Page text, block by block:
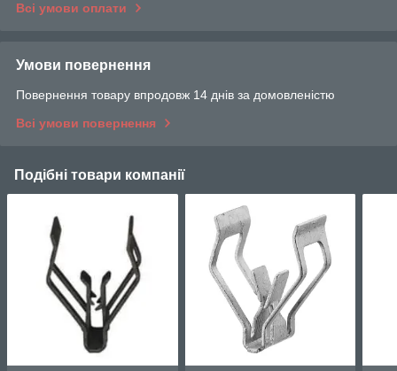
Всі умови оплати
Умови повернення
Повернення товару впродовж 14 днів за домовленістю
Всі умови повернення
Подібні товари компанії